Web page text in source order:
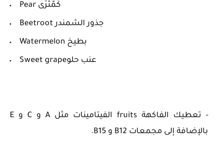
Pear كُمَّثرَى
Beetroot جذور الشمندر
Watermelon بطيخ
Sweet grapeعنب حلو
- تعطيك الفاكهة fruits الفيتامينات مثل A و C و E
بالإضافة إلى مجمعات B12 و B15.